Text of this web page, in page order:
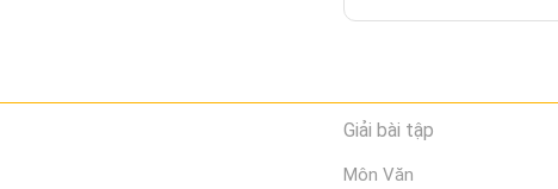
Giải bài tập
Môn Văn